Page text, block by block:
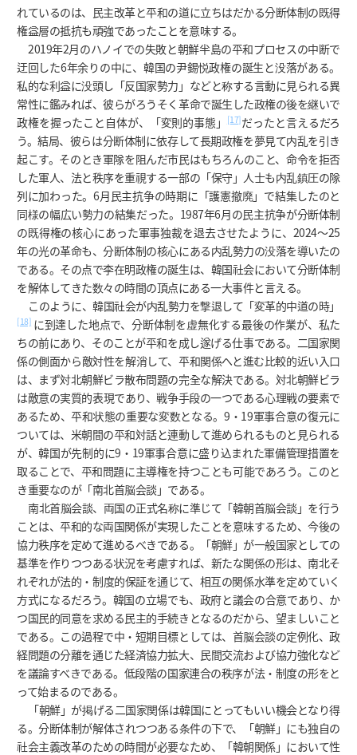
れているのは、民主改革と平和の道に立ちはだかる分断体制の既得
権益層の抵抗も頑強であったことを意味する。
2019年2月のハノイでの失敗と朝鮮半島の平和プロセスの中断で
迂回した6年余りの中に、韓国の尹錫悦政権の誕生と没落がある。
私的な利益に没頭し「反国家勢力」などと称する言動に見られる異
常性に鑑みれば、彼らがろうそく革命で誕生した政権の後を継いで
政権を握ったこと自体が、「変則的事態」[17]だったと言えるだろ
う。結局、彼らは分断体制に依存して長期政権を夢見て内乱を引き
起こす。そのとき軍隊を阻んだ市民はもちろんのこと、命令を拒否
した軍人、法と秩序を重視する一部の「保守」人士も内乱鎮圧の隊
列に加わった。6月民主抗争の時期に「護憲撤廃」で結集したのと
同様の幅広い勢力の結集だった。1987年6月の民主抗争が分断体制
の既得権の核心にあった軍事独裁を退去させたように、2024～25
年の光の革命も、分断体制の核心にある内乱勢力の没落を導いたの
である。その点で李在明政権の誕生は、韓国社会において分断体制
を解体してきた数々の時間の頂点にある一大事件と言える。
このように、韓国社会が内乱勢力を撃退して「変革的中道の時」
[18] に到達した地点で、分断体制を虚無化する最後の作業が、私た
ちの前にあり、そのことが平和を成し遂げる仕事である。二国家関
係の側面から敵対性を解消して、平和関係へと進む比較的近い入口
は、まず対北朝鮮ビラ散布問題の完全な解決である。対北朝鮮ビラ
は敵意の実質的表現であり、戦争手段の一つである心理戦の要素で
あるため、平和状態の重要な変数となる。9・19軍事合意の復元に
ついては、米朝間の平和対話と連動して進められるものと見られる
が、韓国が先制的に9・19軍事合意に盛り込まれた軍備管理措置を
取ることで、平和問題に主導権を持つことも可能であろう。このと
き重要なのが「南北首脳会談」である。
南北首脳会談、両国の正式名称に準じて「韓朝首脳会談」を行う
ことは、平和的な両国関係が実現したことを意味するため、今後の
協力秩序を定めて進めるべきである。「朝鮮」が一般国家としての
基準を作りつつある状況を考慮すれば、新たな関係の形は、南北そ
れぞれが法的・制度的保証を通じて、相互の関係水準を定めていく
方式になるだろう。韓国の立場でも、政府と議会の合意であり、か
つ国民的同意を求める民主的手続きとなるのだから、望ましいこと
である。この過程で中・短期目標としては、首脳会談の定例化、政
経問題の分離を通じた経済協力拡大、民間交流および協力強化など
を議論すべきである。低段階の国家連合の秩序が法・制度の形をと
って始まるのである。
「朝鮮」が掲げる二国家関係は韓国にとってもいい機会となり得
る。分断体制が解体されつつある条件の下で、「朝鮮」にも独自の
社会主義改革のための時間が必要なため、「韓朝関係」において性